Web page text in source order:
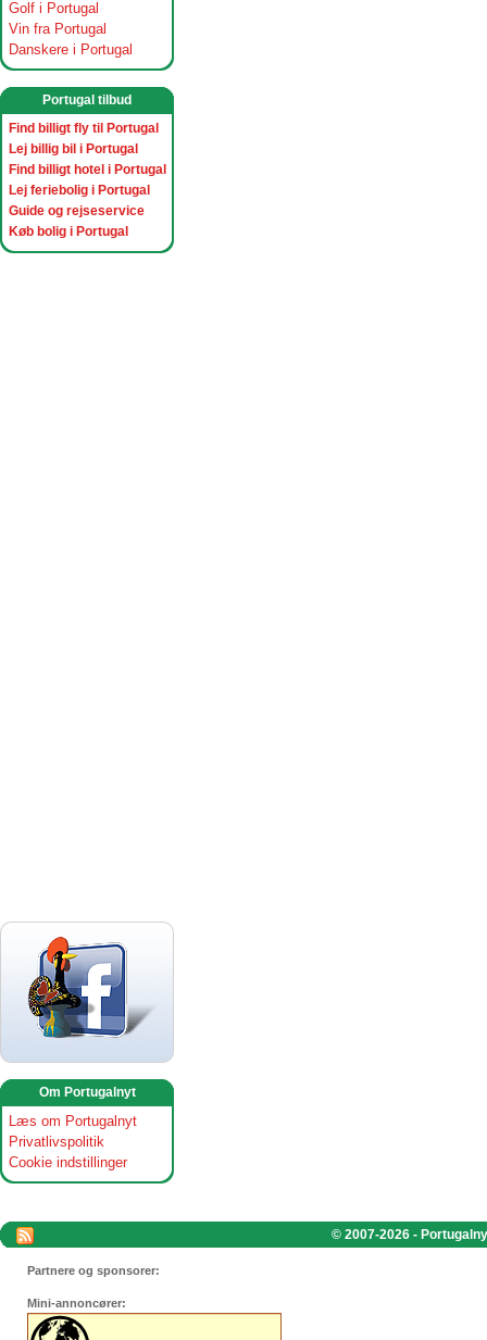
Golf i Portugal
Vin fra Portugal
Danskere i Portugal
Portugal tilbud
Find billigt fly til Portugal
Lej billig bil i Portugal
Find billigt hotel i Portugal
Lej feriebolig i Portugal
Guide og rejseservice
Køb bolig i Portugal
Om Portugalnyt
Læs om Portugalnyt
Privatlivspolitik
Cookie indstillinger
© 2007-2026 -
Partnere og sponsorer:
Mini-annoncører: